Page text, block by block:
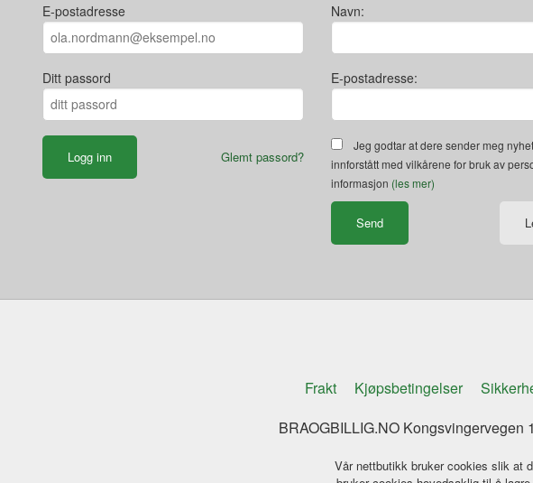
E-postadresse
Ditt passord
Glemt passord?
Navn:
E-postadresse:
Jeg godtar at dere sender meg
innforstått med vilkårene for bruk av
informasjon (les mer)
Frakt Kjøpsbetingelser
BRAOGBILLIG.NO Kongsvingervegen
Vår nettbutikk bruker cookies slik at